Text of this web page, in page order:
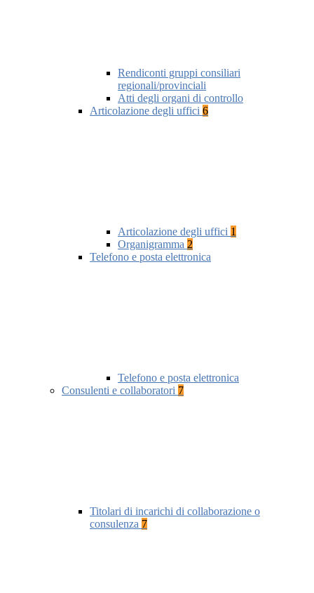
Rendiconti gruppi consiliari
regionali/provinciali
Atti degli organi di controllo
Articolazione degli uffici 6
Articolazione degli uffici 1
Organigramma 2
Telefono e posta elettronica
Telefono e posta elettronica
Consulenti e collaboratori 7
Titolari di incarichi di collaborazione o
consulenza 7